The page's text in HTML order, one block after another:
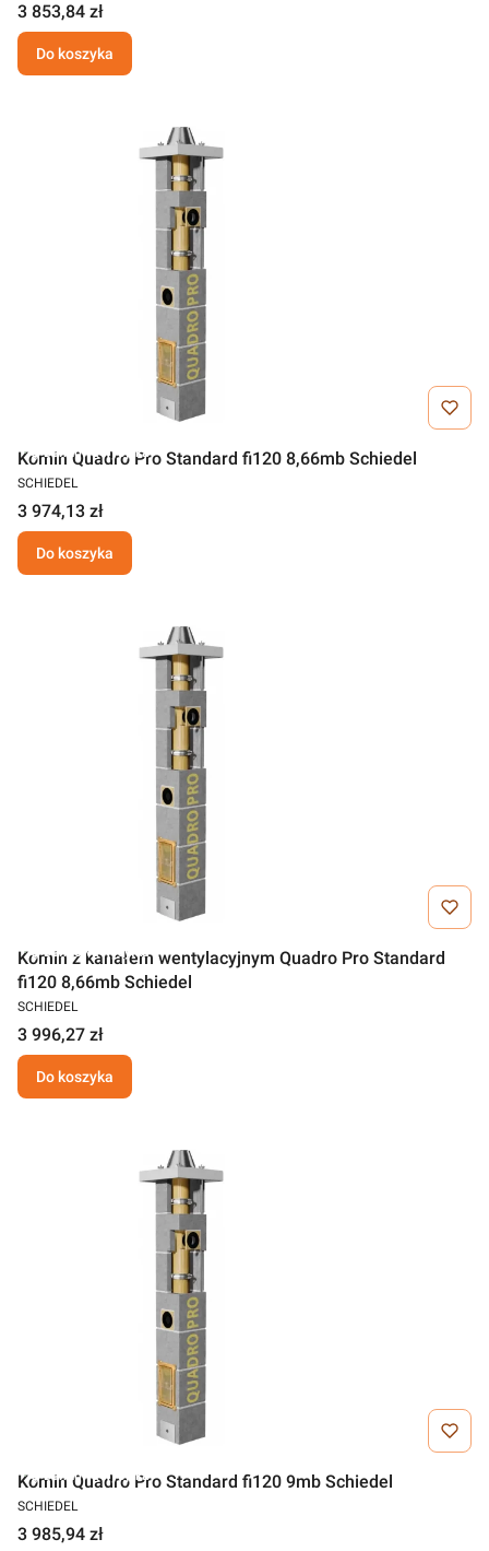
3 853,84 zł
Do koszyka
Darmowa wysyłka
Komin Quadro Pro Standard fi120 8,66mb Schiedel
SCHIEDEL
3 974,13 zł
Do koszyka
Darmowa wysyłka
Komin z kanałem wentylacyjnym Quadro Pro Standard
fi120 8,66mb Schiedel
SCHIEDEL
3 996,27 zł
Do koszyka
Darmowa wysyłka
Komin Quadro Pro Standard fi120 9mb Schiedel
SCHIEDEL
3 985,94 zł